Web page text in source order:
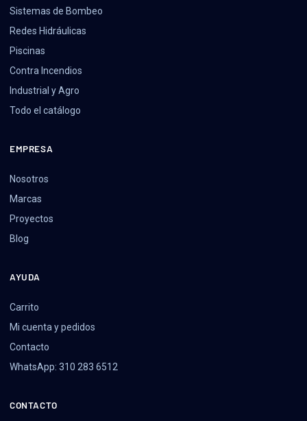
Sistemas de Bombeo
Redes Hidráulicas
Piscinas
Contra Incendios
Industrial y Agro
Todo el catálogo
EMPRESA
Nosotros
Marcas
Proyectos
Blog
AYUDA
Carrito
Mi cuenta y pedidos
Contacto
WhatsApp: 310 283 6512
CONTACTO